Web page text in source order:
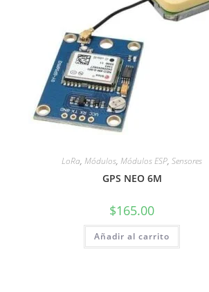
LoRa,Módulos,Módulos ESP,Sensores
GPS NEO 6M
$165.00
Añadir al carrito